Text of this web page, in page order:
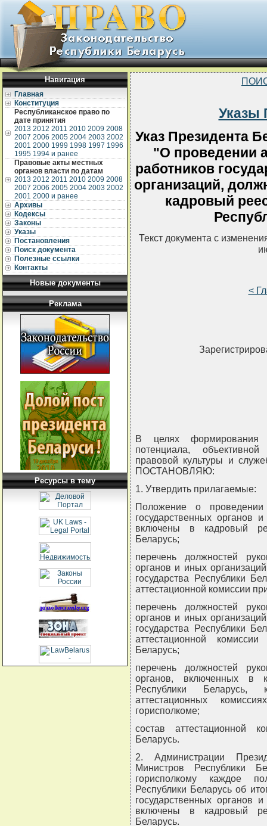
Навигация
Главная
Конституция
Республиканское право по
дате принятия
2013 2012 2011 2010 2009 2008
2007 2006 2005 2004 2003 2002
2001 2000 1999 1998 1997 1996
1995 1994 и ранее
Правовые акты местных
органов власти по датам
2013 2012 2011 2010 2009 2008
2007 2006 2005 2004 2003 2002
2001 2000 и ранее
Архивы
Кодексы
Законы
Указы
Постановления
Поиск документа
Полезные ссылки
Контакты
Новые документы
Реклама
Ресурсы в тему
Указы
Указ Президента
"О проведении
работников
организаций,
кадровый
Текст документа с
<
В целях формирования
потенциала,
правовой культуры и
ПОСТАНОВЛЯЮ:
1. Утвердить прилагаемые:
Положение о проведении
государственных органов
включены в кадровый
Беларусь;
перечень должностей
органов и иных
государства Республики
аттестационной комиссии
перечень должностей
органов и иных
государства Республики
аттестационной
Беларусь;
перечень должностей
органов, включенных в
Республики
аттестационных
горисполкоме;
состав аттестационной
Беларусь.
2. Администрации
Министров Республики
горисполкому каждое
Республики Беларусь об
государственных органов
включены в кадровый
Беларусь.